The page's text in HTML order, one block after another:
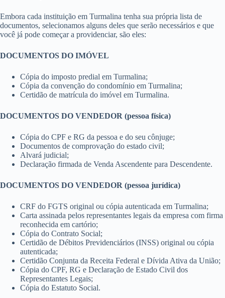
Embora cada instituição em Turmalina tenha sua própria lista de
documentos, selecionamos alguns deles que serão necessários e que
você já pode começar a providenciar, são eles:
DOCUMENTOS DO IMÓVEL
Cópia do imposto predial em Turmalina;
Cópia da convenção do condomínio em Turmalina;
Certidão de matrícula do imóvel em Turmalina.
DOCUMENTOS DO VENDEDOR (pessoa física)
Cópia do CPF e RG da pessoa e do seu cônjuge;
Documentos de comprovação do estado civil;
Alvará judicial;
Declaração firmada de Venda Ascendente para Descendente.
DOCUMENTOS DO VENDEDOR (pessoa jurídica)
CRF do FGTS original ou cópia autenticada em Turmalina;
Carta assinada pelos representantes legais da empresa com firma
reconhecida em cartório;
Cópia do Contrato Social;
Certidão de Débitos Previdenciários (INSS) original ou cópia
autenticada;
Certidão Conjunta da Receita Federal e Dívida Ativa da União;
Cópia do CPF, RG e Declaração de Estado Civil dos
Representantes Legais;
Cópia do Estatuto Social.